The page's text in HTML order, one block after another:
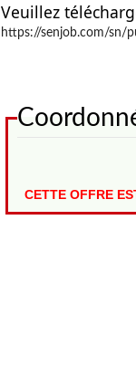
Veuillez
https://senjob.com/sn/
CETTE OFFRE